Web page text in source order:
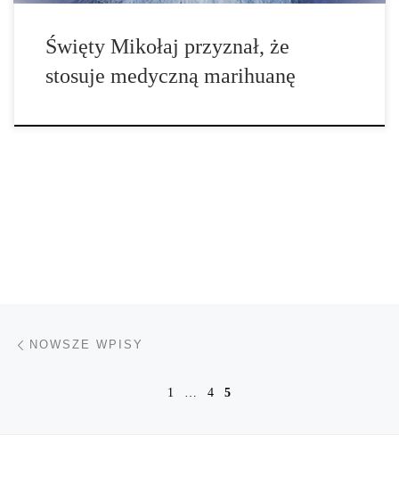
Święty Mikołaj przyznał, że
stosuje medyczną marihuanę
Nawigacja po wpisach
NOWSZE WPISY
1 4 5